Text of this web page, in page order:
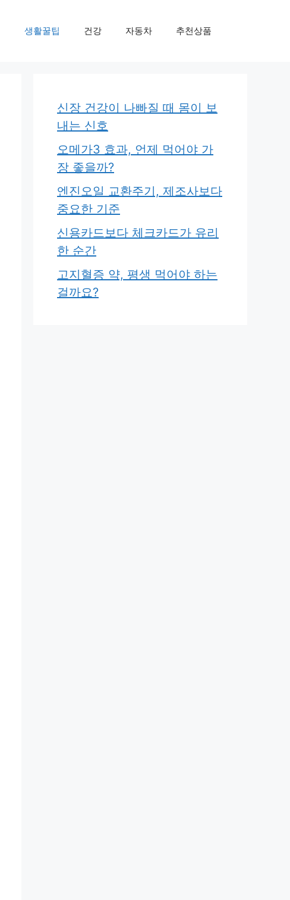
생활꿀팁 건강 자동차 추천상품
신장 건강이 나빠질 때 몸이 보
내는 신호
오메가3 효과, 언제 먹어야 가
장 좋을까?
엔진오일 교환주기, 제조사보다
중요한 기준
신용카드보다 체크카드가 유리
한 순간
고지혈증 약, 평생 먹어야 하는
걸까요?